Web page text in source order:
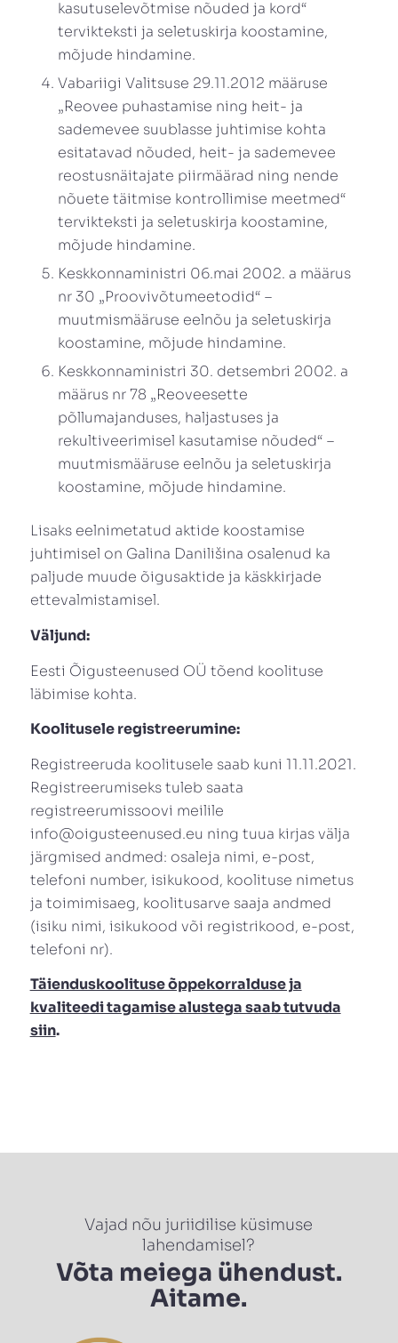
kasutuselevõtmise nõuded ja kord“
tervikteksti ja seletuskirja koostamine,
mõjude hindamine.
Vabariigi Valitsuse 29.11.2012 määruse
„Reovee puhastamise ning heit- ja
sademevee suublasse juhtimise kohta
esitatavad nõuded, heit- ja sademevee
reostusnäitajate piirmäärad ning nende
nõuete täitmise kontrollimise meetmed“
tervikteksti ja seletuskirja koostamine,
mõjude hindamine.
Keskkonnaministri 06.mai 2002. a määrus
nr 30 „Proovivõtumeetodid“ –
muutmismääruse eelnõu ja seletuskirja
koostamine, mõjude hindamine.
Keskkonnaministri 30. detsembri 2002. a
määrus nr 78 „Reoveesette
põllumajanduses, haljastuses ja
rekultiveerimisel kasutamise nõuded“ –
muutmismääruse eelnõu ja seletuskirja
koostamine, mõjude hindamine.
Lisaks eelnimetatud aktide koostamise
juhtimisel on Galina Danilišina osalenud ka
paljude muude õigusaktide ja käskkirjade
ettevalmistamisel.
Väljund:
Eesti Õigusteenused OÜ tõend koolituse
läbimise kohta.
Koolitusele registreerumine:
Registreeruda koolitusele saab kuni 11.11.2021.
Registreerumiseks tuleb saata
registreerumissoovi meilile
info@oigusteenused.eu ning tuua kirjas välja
järgmised andmed: osaleja nimi, e-post,
telefoni number, isikukood, koolituse nimetus
ja toimimisaeg, koolitusarve saaja andmed
(isiku nimi, isikukood või registrikood, e-post,
telefoni nr).
Täienduskoolituse õppekorralduse ja
kvaliteedi tagamise alustega saab tutvuda
siin.
Vajad nõu juriidilise küsimuse
lahendamisel?
Võta meiega ühendust.
Aitame.